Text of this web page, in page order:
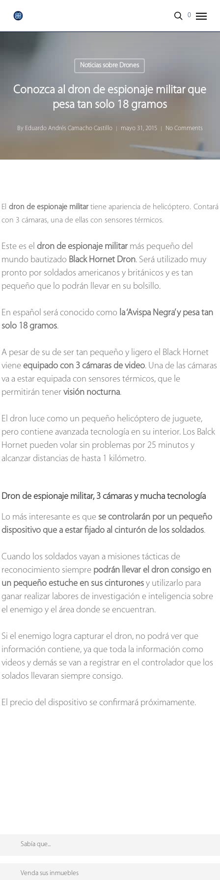
main
search
0
Noticias sobre Drones
Conozca al dron de espionaje militar que
pesa tan solo 18 gramos
By Eduardo Andrés Camacho Castillo mayo 31, 2015 No Comments
El dron de espionaje militartiene apariencia de helicóptero. Contará
con 3 cámaras, una de ellas con sensores térmicos.
Este es eldron de espionaje militar más pequeño del
mundo bautizado Black Hornet Dron. Será utilizado muy
pronto por soldados americanos y británicos y es tan
pequeño que lo podrán llevar en su bolsillo.
En español será conocido como la ‘Avispa Negra’ y pesa tan
solo 18 gramos.
A pesar de su de ser tan pequeño y ligero el Black Hornet
vieneequipado con 3 cámaras de video. Una de las cámaras
va a estar equipada con sensores térmicos, que le
permitirán tenervisión nocturna.
El dron luce como un pequeño helicóptero de juguete,
pero contiene avanzada tecnología en su interior. Los Balck
Hornet pueden volar sin problemas por 25 minutos y
alcanzar distancias de hasta 1 kilómetro.
Dron de espionaje militar, 3 cámaras y mucha tecnología
Lo más interesante es que se controlarán por un pequeño
dispositivo que a estar fijado al cinturón de los soldados.
Cuando los soldados vayan a misiones tácticas de
reconocimiento siempre podrán llevar el dron consigo en
un pequeño estuche en sus cinturones y utilizarlo para
ganar realizar labores de investigación e inteligencia sobre
el enemigo y el área donde se encuentran.
Si el enemigo logra capturar el dron, no podrá ver que
información contiene, ya que toda la información como
videos y demás se van a registrar en el controlador que los
solados llevaran siempre consigo.
El precio del dispositivo se confirmará próximamente.
Sabía que...
Venda sus inmuebles